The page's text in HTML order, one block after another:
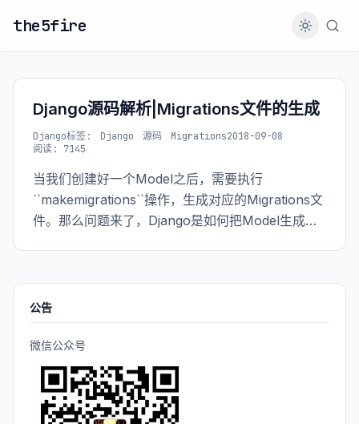
the5fire
Django源码解析|Migrations文件的生成
Django标签: Django 源码 Migrations2018-09-08
阅读: 7145
当我们创建好一个Model之后，需要执行
``makemigrations``操作，生成对应的Migrations文
件。那么问题来了，Django是如何把Model生成对
公告
微信公众号